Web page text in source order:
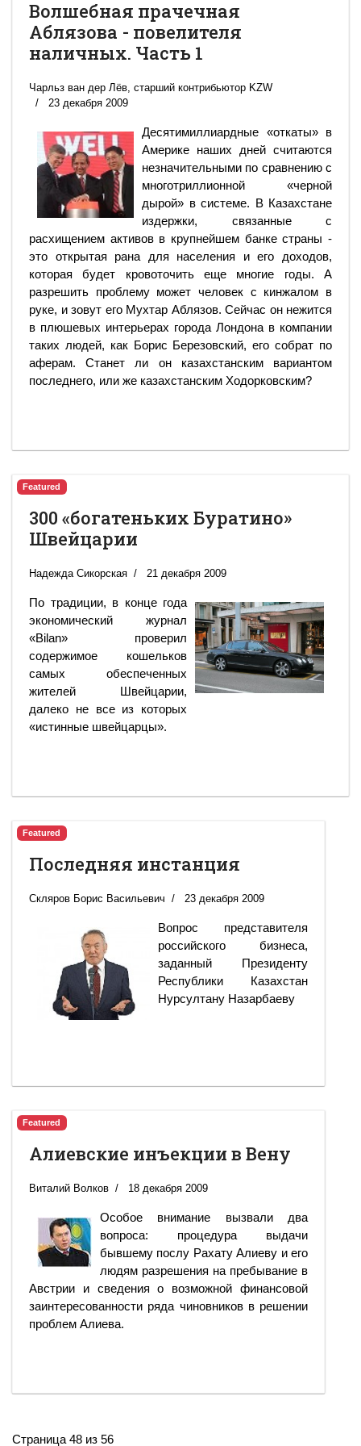
Волшебная прачечная
Аблязова - повелителя
наличных. Часть 1
Чарльз ван дер Лёв, старший контрибьютор KZW
23 декабря 2009
Десятимиллиардные «откаты» в
Америке наших дней считаются
незначительными по сравнению с
многотриллионной «черной
дырой» в системе. В Казахстане
издержки, связанные с
расхищением активов в крупнейшем банке страны -
это открытая рана для населения и его доходов,
которая будет кровоточить еще многие годы. А
разрешить проблему может человек с кинжалом в
руке, и зовут его Мухтар Аблязов. Сейчас он нежится
в плюшевых интерьерах города Лондона в компании
таких людей, как Борис Березовский, его собрат по
аферам. Станет ли он казахстанским вариантом
последнего, или же казахстанским Ходорковским?
Featured
300 «богатеньких Буратино»
Швейцарии
Надежда Сикорская 21 декабря 2009
По традиции, в конце года
экономический журнал
«Bilan» проверил
содержимое кошельков
самых обеспеченных
жителей Швейцарии,
далеко не все из которых
«истинные швейцарцы».
Featured
Последняя инстанция
Скляров Борис Васильевич 23 декабря 2009
Вопрос представителя
российского бизнеса,
заданный Президенту
Республики Казахстан
Нурсултану Назарбаеву
Featured
Алиевские инъекции в Вену
Виталий Волков 18 декабря 2009
Особое внимание вызвали два
вопроса: процедура выдачи
бывшему послу Рахату Алиеву и его
людям разрешения на пребывание в
Австрии и сведения о возможной финансовой
заинтересованности ряда чиновников в решении
проблем Алиева.
Страница 48 из 56